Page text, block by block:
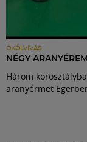
ÖKÖLVÍVÁS
NÉGY
Három
aranyérmet